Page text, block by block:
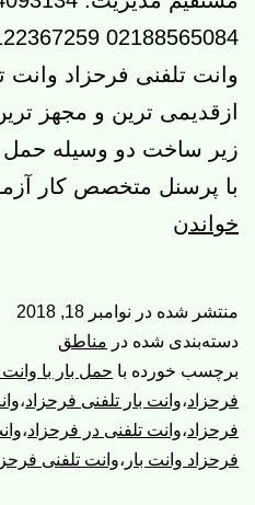
وانت تلفنی فرحزاد وانت
ازقدیمی ترین و مجهز
زیر ساخت دو وسیله حمل
با پرسنل متخصص کار
خواندن
فرحزاد
وانت
بار
فرحزاد
منتشر شده در نوامبر 18, 2018
دسته‌بندی شده در مناطق
برچسب خورده با حمل بار با
فرحزاد،وانت بار تلفنی فرحزاد،
فرحزاد،وانت تلفنی در فرحزاد،
فرحزاد وانت بار ،وانت تلفنی